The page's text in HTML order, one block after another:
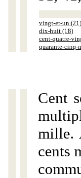
vingt-et-un (21)
dix-huit (18)
cent-quatre-
quarante-cinq-
Cent
mille.
cents